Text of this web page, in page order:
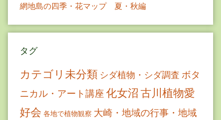
網地島の四季・花マップ 夏・秋編
タグ
カテゴリ未分類 シダ植物・シダ調査 ボタ
ニカル・アート講座 化女沼古川植物愛
好会 各地で植物観察 大崎・地域の行事・地域